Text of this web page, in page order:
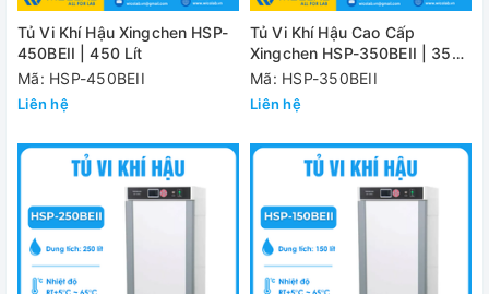
Tủ Vi Khí Hậu Xingchen HSP-
450BEII | 450 Lít
Mã: HSP-450BEII
Liên hệ
Tủ Vi Khí Hậu Cao Cấp
Xingchen HSP-350BEII | 350
Lít
Mã: HSP-350BEII
Liên hệ